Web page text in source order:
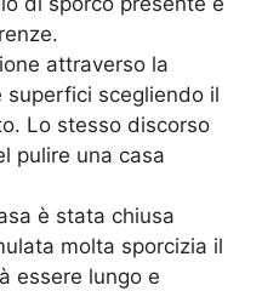
attraverso la
superfici scegliendo il
Lo stesso discorso
pulire una casa
è stata chiusa
molta sporcizia il
essere lungo e